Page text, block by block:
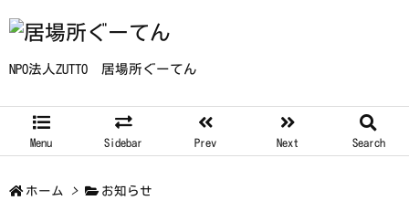
NPO法人ZUTTO 居場所ぐーてん
Menu Sidebar Prev Next Search
ホーム > お知らせ